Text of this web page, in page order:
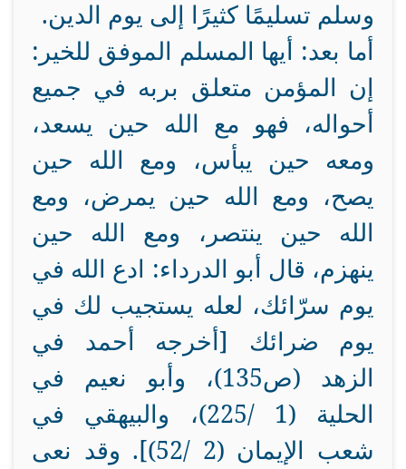
وسلم تسليمًا كثيرًا إلى يوم الدين.
أما بعد: أيها المسلم الموفق للخير:
إن المؤمن متعلق بربه في جميع
أحواله، فهو مع الله حين يسعد،
ومعه حين يبأس، ومع الله حين
يصح، ومع الله حين يمرض، ومع
الله حين ينتصر، ومع الله حين
ينهزم، قال أبو الدرداء: ادع الله في
يوم سرّائك، لعله يستجيب لك في
يوم ضرائك [أخرجه أحمد في
الزهد (ص135)، وأبو نعيم في
الحلية (1 /225)، والبيهقي في
شعب الإيمان (2 /52)]. وقد نعى